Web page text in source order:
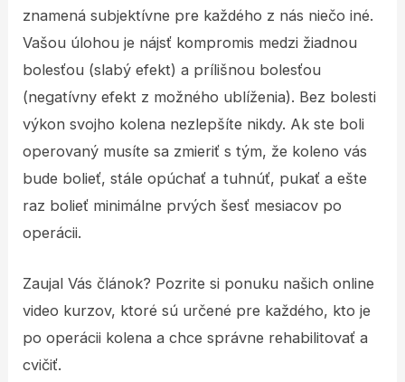
znamená subjektívne pre každého z nás niečo iné.
Vašou úlohou je nájsť kompromis medzi žiadnou
bolesťou (slabý efekt) a prílišnou bolesťou
(negatívny efekt z možného ublíženia). Bez bolesti
výkon svojho kolena nezlepšíte nikdy. Ak ste boli
operovaný musíte sa zmieriť s tým, že koleno vás
bude bolieť, stále opúchať a tuhnúť, pukať a ešte
raz bolieť minimálne prvých šesť mesiacov po
operácii.
Zaujal Vás článok? Pozrite si ponuku našich online
video kurzov, ktoré sú určené pre každého, kto je
po operácii kolena a chce správne rehabilitovať a
cvičiť.